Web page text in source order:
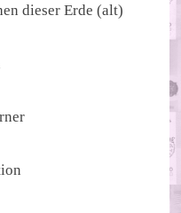
dieser Erde (alt)